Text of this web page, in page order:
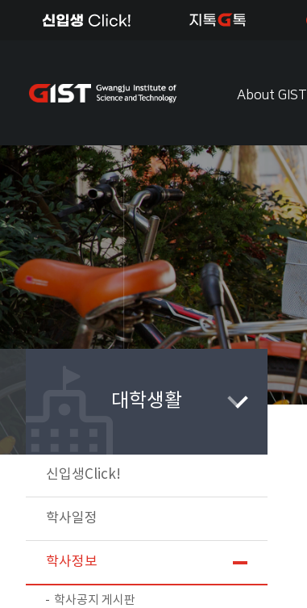
About GIST
About GIST
대학생활
신입생Click!
학사일정
학사정보
학사공지 게시판